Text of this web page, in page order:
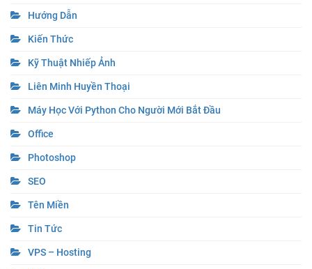
Hướng Dẫn
Kiến Thức
Kỹ Thuật Nhiếp Ảnh
Liên Minh Huyền Thoại
Máy Học Với Python Cho Người Mới Bắt Đầu
Office
Photoshop
SEO
Tên Miền
Tin Tức
VPS – Hosting